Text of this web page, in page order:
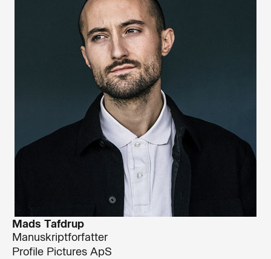
Mads Tafdrup
Manuskriptforfatter
Profile Pictures ApS